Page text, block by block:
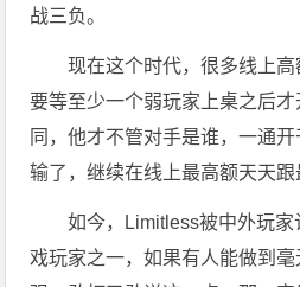
战三负。
现在这个时代，很多线上高
要等至少一个弱玩家上桌之后
同，他才不管对手是谁，一通
输了，继续在线上最高额天天跟
如今，Limitless被中外玩
戏玩家之一，如果有人能做到